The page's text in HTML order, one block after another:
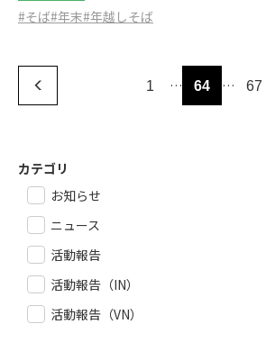
#そば#年末#年越しそば
1 … 64 … 67
カテゴリ
お知らせ
ニュース
活動報告
活動報告（IN）
活動報告（VN）